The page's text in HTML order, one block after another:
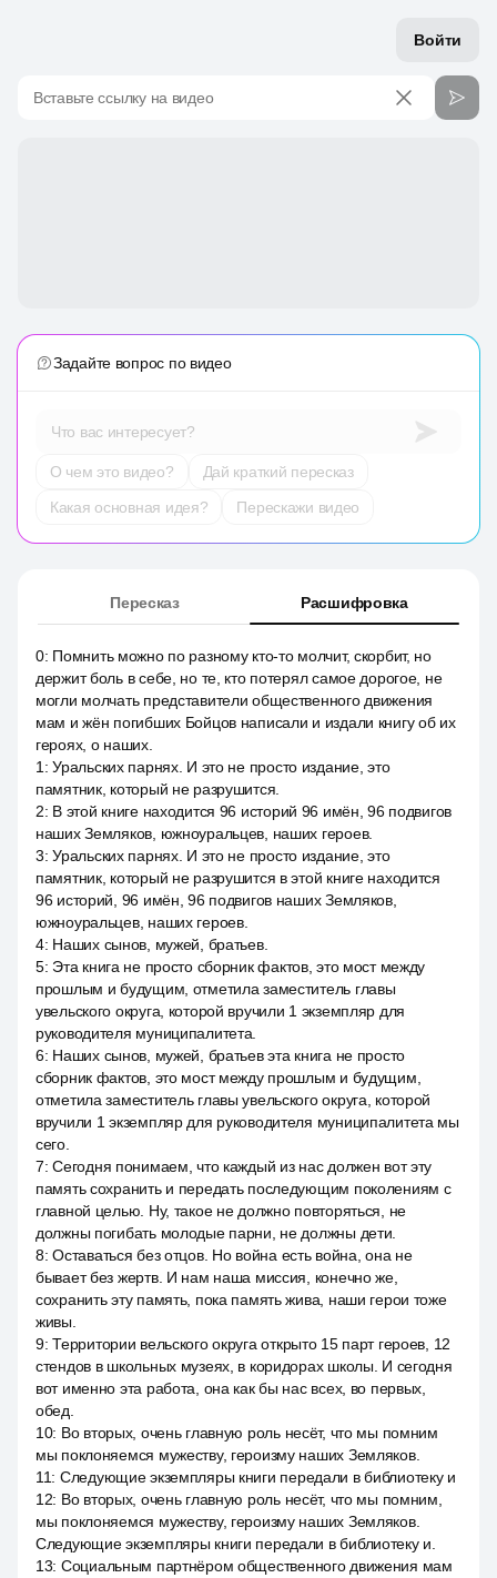
Войти
Вставьте ссылку на видео
Задайте вопрос по видео
Что вас интересует?
О чем это видео?
Дай краткий пересказ
Какая основная идея?
Перескажи видео
Пересказ Расшифровка
0: Помнить можно по разному кто-то молчит, скорбит, но
держит боль в себе, но те, кто потерял самое дорогое, не
могли молчать представители общественного движения
мам и жён погибших Бойцов написали и издали книгу об их
героях, о наших.
1 :Уральских парнях. И это не просто издание, это
памятник, который не разрушится.
2: В этой книге находится 96 историй 96 имён, 96 подвигов
наших Земляков, южноуральцев, наших героев.
3:Уральских парнях. И это не просто издание, это
памятник, который не разрушится в этой книге находится
96 историй, 96 имён, 96 подвигов наших Земляков,
южноуральцев, наших героев.
4: Наших сынов, мужей, братьев.
5: Эта книга не просто сборник фактов, это мост между
прошлым и будущим, отметила заместитель главы
увельского округа, которой вручили 1 экземпляр для
руководителя муниципалитета.
6: Наших сынов, мужей, братьев эта книга не просто
сборник фактов, это мост между прошлым и будущим,
отметила заместитель главы увельского округа, которой
вручили 1 экземпляр для руководителя муниципалитета мы
сего.
7:Сегодня понимаем, что каждый из нас должен вот эту
память сохранить и передать последующим поколениям с
главной целью. Ну, такое не должно повторяться, не
должны погибать молодые парни, не должны дети.
8:Оставаться без отцов. Но война есть война, она не
бывает без жертв. И нам наша миссия, конечно же,
сохранить эту память, пока память жива, наши герои тоже
живы.
9:Территории вельского округа открыто 15 парт героев, 12
стендов в школьных музеях, в коридорах школы. И сегодня
вот именно эта работа, она как бы нас всех, во первых,
обед.
10: Во вторых, очень главную роль несёт, что мы помним
мы поклоняемся мужеству, героизму наших Земляков.
11: Следующие экземпляры книги передали в библиотеку и
12: Во вторых, очень главную роль несёт, что мы помним,
мы поклоняемся мужеству, героизму наших Земляков.
Следующие экземпляры книги передали в библиотеку и.
13: Социальным партнёром общественного движения мам